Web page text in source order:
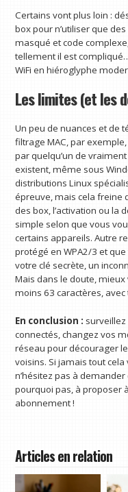
Certains vont plus loin :
box pour n’utiliser que
masqué et code
tellement il est
WiFi en hiéroglyphe
Les limites (et les
Un peu de nuances et de
filtrage MAC, par
par quelqu’un de
existent, même sous
distributions Linux
épreuve, mais cela freine
des box, l’activation ou la
simple selon que vous
certains appareils. Autre
protégé en WPA2/3 et
votre clé secrète, un
Mais dans le doute,
moins 63 caractères,
En conclusion :
connectés, changez vos
réseau pour décourager
voisins. Si jamais tout
n’hésitez pas à
pourquoi pas, à proposer
abonnement !
Articles en relation